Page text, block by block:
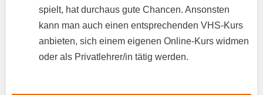
spielt, hat durchaus gute Chancen. Ansonsten
kann man auch einen entsprechenden VHS-Kurs
anbieten, sich einem eigenen Online-Kurs widmen
oder als Privatlehrer/in tätig werden.